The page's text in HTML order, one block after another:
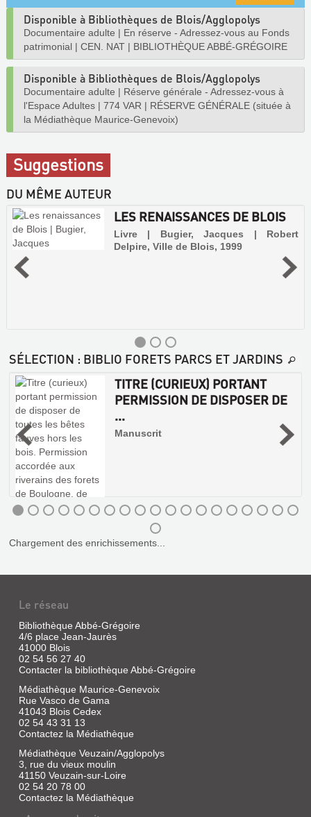
Disponible à Bibliothèques de Blois/Agglopolys
Documentaire adulte | En réserve - Adressez-vous au Fonds
patrimonial | CEN. NAT | BIBLIOTHÈQUE ABBÉ-GRÉGOIRE
Disponible à Bibliothèques de Blois/Agglopolys
Documentaire adulte | Réserve générale - Adressez-vous à
l'Espace Adultes | 774 VAR | RÉSERVE GÉNÉRALE (située à
la Médiathèque Maurice-Genevoix)
Suggestions
DU MÊME AUTEUR
LES RENAISSANCES DE BLOIS
Livre | Bugier, Jacques | Robert
Delpire, Ville de Blois, 1999
LES
RENAISSANCES
DE
BLOIS
Bugier,
|
Delpire,
Ville
de
Blois,
1999
PARCS
ET
JARDINS
CONTEMPORAINS
Livre
Pigeat,
Jean-
SÉLECTION : BIBLIO FORETS PARCS ET JARDINS
TITRE (CURIEUX) PORTANT
PERMISSION DE DISPOSER DE
...
Manuscrit
Chargement des enrichissements...
Le réseau
Bibliothèque Abbé-Grégoire
4/6 place Jean-Jaurès
41000 Blois
02 54 56 27 40
Contacter la bibliothèque Abbé-Grégoire
Médiathèque Maurice-Genevoix
Rue Vasco de Gama
41043 Blois Cedex
02 54 43 31 13
Contactez la Médiathèque
Médiathèque Veuzain/Agglopolys
3, rue du vieux moulin
41150 Veuzain-sur-Loire
02 54 20 78 00
Contactez la Médiathèque